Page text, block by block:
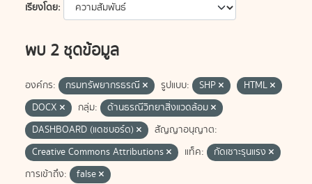
เรียงโดย
พบ 2 ชุดข้อมูล
องค์กร: กรมทรัพยากรธรณี รูปแบบ: SHP
HTML
DOCX
กลุ่ม:
ด้านธรณีวิทยาสิ่งแวดล้อม
DASHBOARD (แดชบอร์ด)
สัญญาอนุญาต:
Creative Commons Attributions
แท็ค:
กัดเซาะรุนแรง
การเข้าถึง:
false